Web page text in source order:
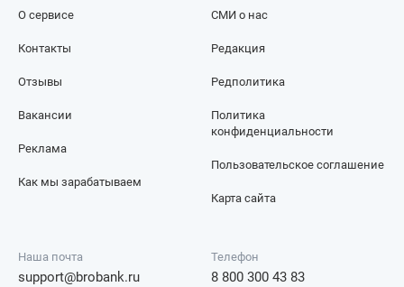
О сервисе
Контакты
Отзывы
СМИ о нас
Редакция
Редполитика
Вакансии
Реклама
Как мы зарабатываем
Политика
конфиденциальности
Пользовательское соглашение
Карта сайта
Наша почта
support@brobank.ru
Телефон
8 800 300 43 83